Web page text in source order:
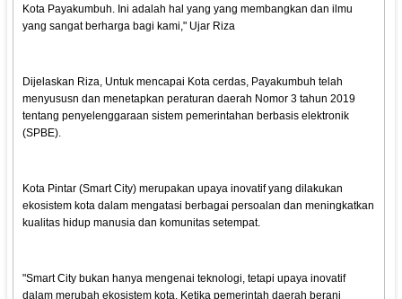
Kota Payakumbuh. Ini adalah hal yang yang membangkan dan ilmu
yang sangat berharga bagi kami," Ujar Riza
Dijelaskan Riza, Untuk mencapai Kota cerdas, Payakumbuh telah
menyususn dan menetapkan peraturan daerah Nomor 3 tahun 2019
tentang penyelenggaraan sistem pemerintahan berbasis elektronik
(SPBE).
Kota Pintar (Smart City) merupakan upaya inovatif yang dilakukan
ekosistem kota dalam mengatasi berbagai persoalan dan meningkatkan
kualitas hidup manusia dan komunitas setempat.
"Smart City bukan hanya mengenai teknologi, tetapi upaya inovatif
dalam merubah ekosistem kota. Ketika pemerintah daerah berani